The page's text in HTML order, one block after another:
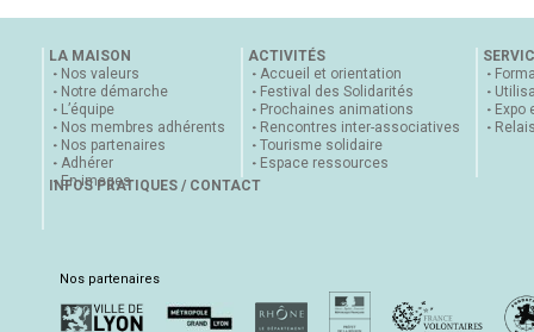
LA MAISON
Nos valeurs
Notre démarche
L’équipe
Nos membres adhérents
Nos partenaires
Adhérer
En images
ACTIVITÉS
Accueil et orientation
Festival des Solidarités
Prochaines animations
Rencontres inter-associatives
Tourisme solidaire
Espace ressources
Expo
INFOS PRATIQUES / CONTACT
Nos partenaires